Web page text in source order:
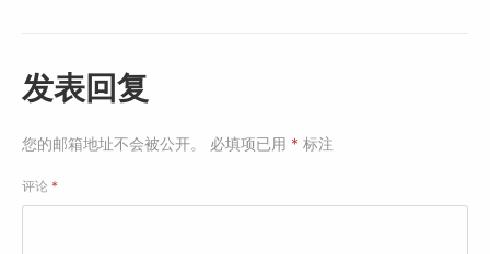
发表回复
您的邮箱地址不会被公开。 必填项已用 * 标注
评论 *